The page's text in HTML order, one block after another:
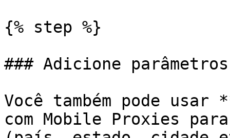
{% step %}
### Adicione
Você também pode
com Mobile Proxies